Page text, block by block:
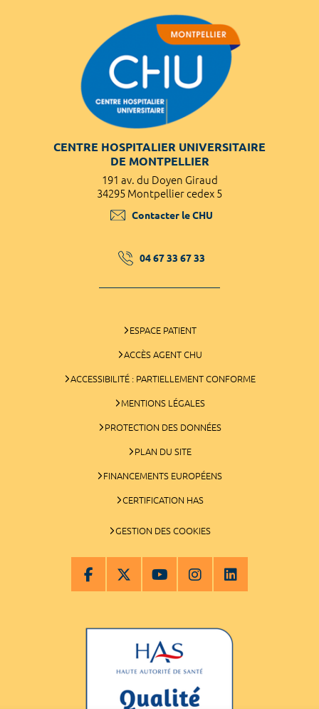
CENTRE HOSPITALIER UNIVERSITAIRE
DE MONTPELLIER
191 av. du Doyen Giraud
34295 Montpellier cedex 5
Contacter le CHU
04 67 33 67 33
ESPACE PATIENT
ACCÈS AGENT CHU
ACCESSIBILITÉ : PARTIELLEMENT CONFORME
MENTIONS LÉGALES
PROTECTION DES DONNÉES
PLAN DU SITE
FINANCEMENTS EUROPÉENS
CERTIFICATION HAS
GESTION DES COOKIES